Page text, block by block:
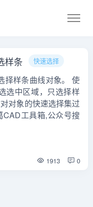
样条 快速选择
择样条曲线对象。 使
选中区域，只选择样
对象的快速选择集过
CAD工具箱,公众号搜
1913 0